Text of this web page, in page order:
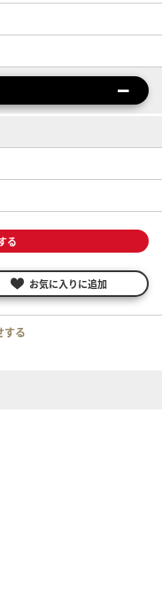
る
お気に入りに追加
する